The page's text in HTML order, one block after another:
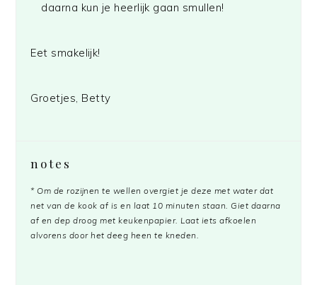
daarna kun je heerlijk gaan smullen!
Eet smakelijk!
Groetjes, Betty
notes
* Om de rozijnen te wellen overgiet je deze met water dat
net van de kook af is en laat 10 minuten staan. Giet daarna
af en dep droog met keukenpapier. Laat iets afkoelen
alvorens door het deeg heen te kneden.